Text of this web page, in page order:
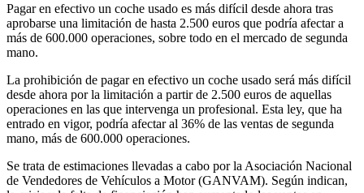
Pagar en efectivo un coche usado es más difícil desde ahora tras
aprobarse una limitación de hasta 2.500 euros que podría afectar a
más de 600.000 operaciones, sobre todo en el mercado de segunda
mano.
La prohibición de pagar en efectivo un coche usado será más difícil
desde ahora por la limitación a partir de 2.500 euros de aquellas
operaciones en las que intervenga un profesional. Esta ley, que ha
entrado en vigor, podría afectar al 36% de las ventas de segunda
mano, más de 600.000 operaciones.
Se trata de estimaciones llevadas a cabo por la Asociación Nacional
de Vendedores de Vehículos a Motor (GANVAM). Según indican,